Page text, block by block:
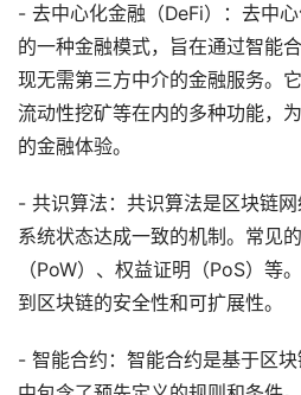
- 去中心化金融（DeFi）：去中
的一种金融模式，旨在通过智能
现无需第三方中介的金融服务。
流动性挖矿等在内的多种功能，
的金融体验。
- 共识算法：共识算法是区块链
系统状态达成一致的机制。常见
（PoW）、权益证明（PoS）等
到区块链的安全性和可扩展性。
- 智能合约：智能合约是基于区